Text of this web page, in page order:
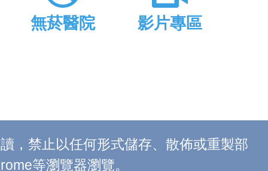
無菸醫院 影片專區
，禁止以任何形式儲存、散佈或重製部
等瀏覽器瀏覽。